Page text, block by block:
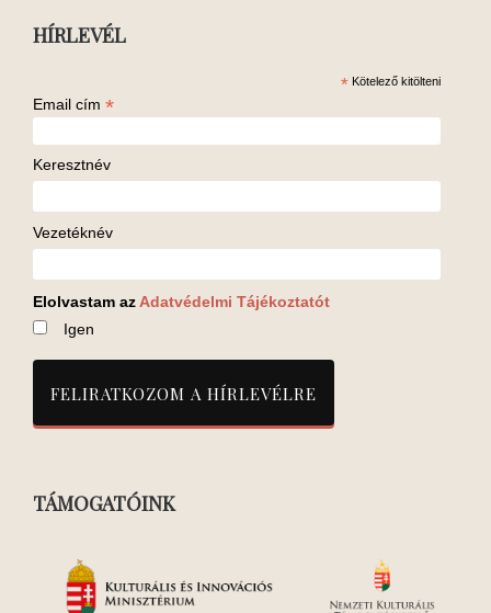
HÍRLEVÉL
* Kötelező kitölteni
Email cím *
Keresztnév
Vezetéknév
Elolvastam az Adatvédelmi Tájékoztatót
Igen
TÁMOGATÓINK